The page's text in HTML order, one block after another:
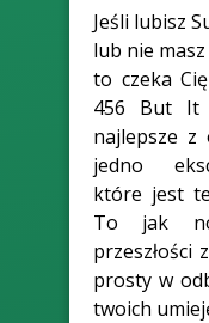
Jeśli lubisz
lub nie
to czeka
456 But It
najlepsze z
jedno
które jest
To jak
przeszłości
prosty w
twoich